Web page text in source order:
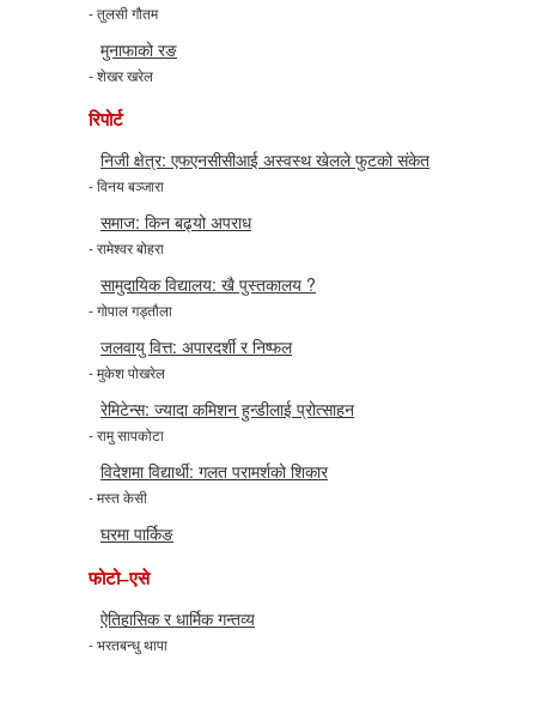
- तुलसी गौतम
मुनाफाको रङ
- शेखर खरेल
रिपोर्ट
निजी क्षेत्र: एफएनसीसीआई अस्वस्थ खेलले फुटको संकेत
- विनय बञ्जारा
समाज: किन बढ्यो अपराध
- रामेश्वर बोहरा
सामुदायिक विद्यालय: खै पुस्तकालय ?
- गोपाल गड्तौला
जलवायु वित्त: अपारदर्शी र निष्फल
- मुकेश पोखरेल
रेमिटेन्स: ज्यादा कमिशन हुन्डीलाई प्रोत्साहन
- रामु सापकोटा
विदेशमा विद्यार्थी: गलत परामर्शको शिकार
- मस्त केसी
घरमा पार्किङ
फोटो–एसे
ऐतिहासिक र धार्मिक गन्तव्य
- भरतबन्धु थापा